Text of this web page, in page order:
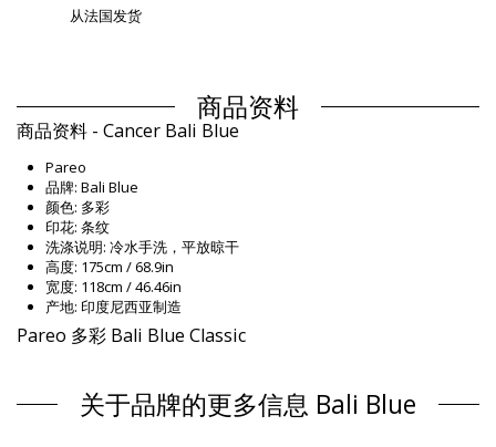
从法国发货
商品资料
商品资料 - Cancer Bali Blue
Pareo
品牌: Bali Blue
颜色: 多彩
印花: 条纹
洗涤说明: 冷水手洗，平放晾干
高度: 175cm / 68.9in
宽度: 118cm / 46.46in
产地: 印度尼西亚制造
Pareo 多彩 Bali Blue Classic
组成 / 成分: 100% Rayon (Canga)
关于品牌的更多信息 Bali Blue